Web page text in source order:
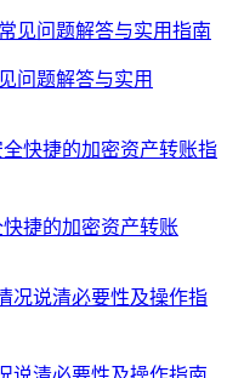
问题解答与实用
捷的加密资产转账